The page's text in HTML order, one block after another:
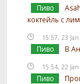
Пиво
коктейль с
15:57, 23
Пиво В
15:54, 22
Пиво